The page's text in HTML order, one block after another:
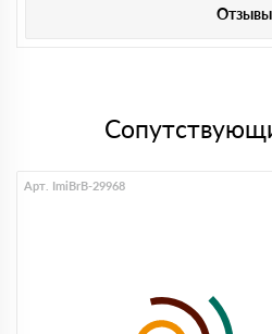
Отзывы
Арт. ImiBrB-29968